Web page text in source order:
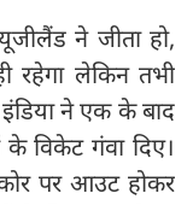
ने जीता हो,
रहेगा लेकिन तभी
ने एक के बाद
विकेट गंवा दिए।
पर आउट होकर